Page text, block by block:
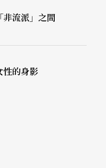
板中夾進了一個慢
張力卻未消失。全戲
有中場休息，看起來卻
功力確實不凡。而當
是那個美國黑人辛普
非流派」之間
性的身影